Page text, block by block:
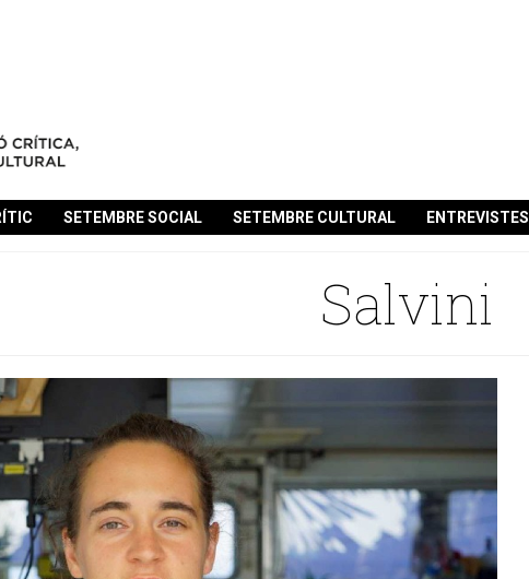
SETEMBRE SOCIAL SETEMBRE CULTURAL ENTREVISTES
Salvini